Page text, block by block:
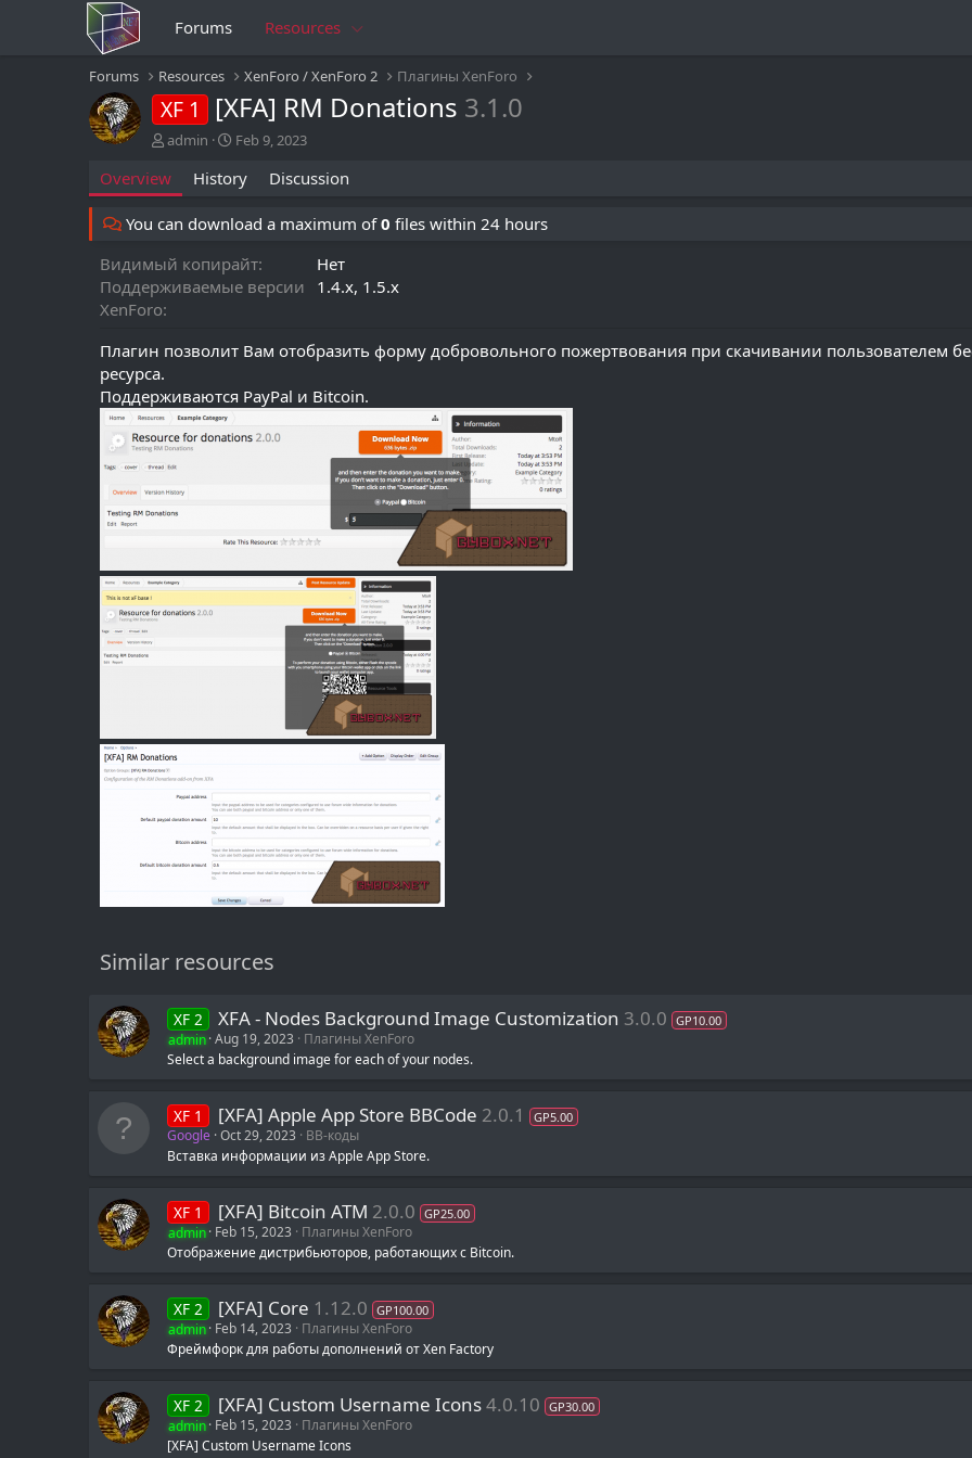
Forums Resources
Forums Resources XenForo / XenForo 2 Плагины XenForo
XF 1 [XFA] RM Donations 3.1.0
A
t
h
o
admin
C
e
t
o
n
d
e
Feb 9, 2023
Overview History Discussion
You can download a maximum of0 files within 24 hours
Видимый копирайт
Нет
Поддерживаемые версии
XenForo
1.4.x 1.5.x
Плагин позволит Вам отобразить форму добровольного пожертвования при скачивании пользователем
ресурса.
Поддерживаются PayPal и Bitcoin.
Similar resources
XF 2 XFA - Nodes Background Image Customization 3.0.0 GP10.00
admin Aug 19, 2023
Плагины XenForo
Select a background image for each of your nodes.
XF 1 [XFA] Apple App Store BBCode 2.0.1 GP5.00
Google Oct 29, 2023
BB-коды
Вставка информации из Apple App Store.
XF 1 [XFA] Bitcoin ATM 2.0.0 GP25.00
admin Feb 15, 2023
Плагины XenForo
Отображение дистрибьюторов, работающих с Bitcoin.
XF 2 [XFA] Core 1.12.0 GP100.00
admin Feb 14, 2023
Плагины XenForo
Фреймфорк для работы дополнений от Xen Factory
XF 2 [XFA] Custom Username Icons4.0.10 GP30.00
admin Feb 15, 2023
Плагины XenForo
[XFA] Custom Username Icons